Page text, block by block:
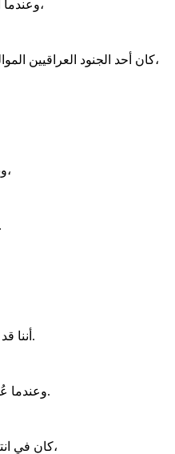
وعندما انتهى القتال، وانقشع ضباب الحرب،
كان أحد الجنود العراقيين الموالين لنا قد قُتِل، وأُصيب اثنان آخران،
وباقي رجالي كانوا في صدمة شديدة،
وكانت معجزة أنّ أحدًا آخر لم يُقتَل.
أننا قد قاتلنا، وجرحنا، وقتلنا بعضنا البعض.
وعندما عُدنا للقاعدة، لم تتحسّن الأمور كثيرًا.
كان في انتظاري رسالة من الضابط المشرف،